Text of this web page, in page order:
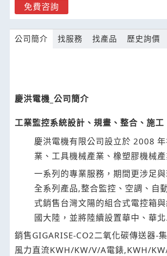
免費咨詢
公司簡介 找服務 找產品 歷史詢價
慶洪電機_公司簡介
工業監控系統設計、規畫、整合、施工
慶洪電機有限公司設立於 2008
業、工具機械產業、橡塑膠機械
一系列的專業服務，期間更涉足
全系列產品,整合監控、空調、自
式銷售台灣文陽的組合式電控箱
國大陸，並將陸續設置華中、華
銷售GIGARISE-CO2二氧化碳傳送器
風力直流KWH/KW/V/A電錶,KWH/